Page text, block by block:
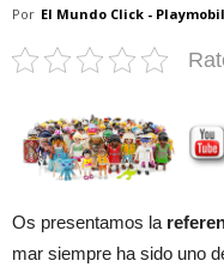
Por El Mundo Click - Playmobil
Os presentamos la
mar siempre ha sido uno